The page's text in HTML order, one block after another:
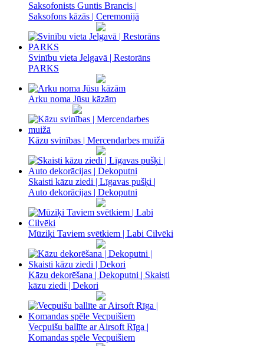
Saksofonists Guntis Brancis |
Saksofons kāzās | Ceremonijā
Svinību vieta Jelgavā | Restorāns
PARKS
Arku noma Jūsu kāzām
Kāzu svinības | Mercendarbes muižā
Skaisti kāzu ziedi | Līgavas pušķi |
Auto dekorācijas | Dekoputni
Mūziķi Taviem svētkiem | Labi Cilvēki
Kāzu dekorēšana | Dekoputni | Skaisti
kāzu ziedi | Dekori
Vecpuišu ballīte ar Airsoft Rīga |
Komandas spēle Vecpuišiem